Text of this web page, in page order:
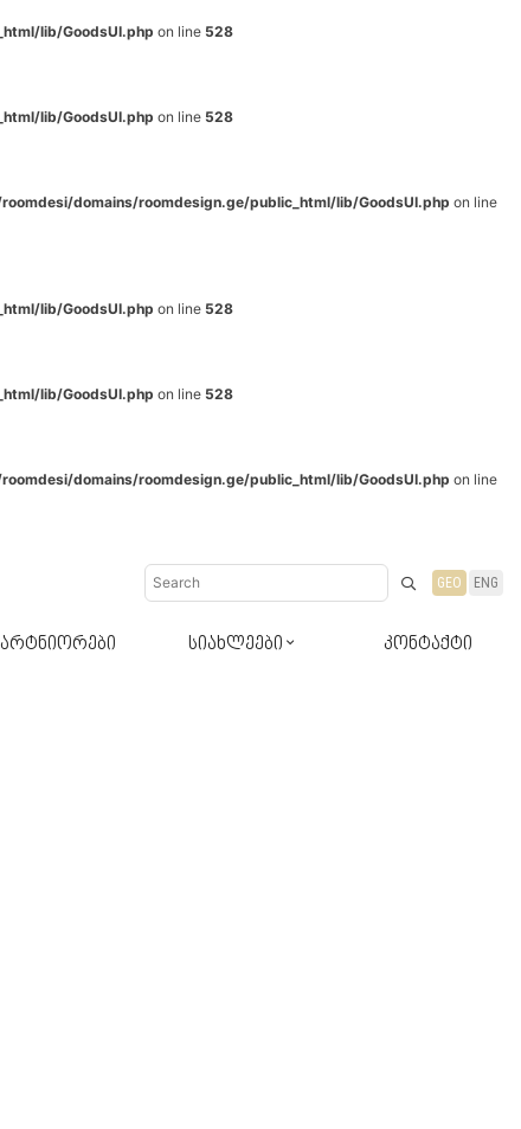
lib/GoodsUI.php on line 528
lib/GoodsUI.php on line 528
domains/roomdesign.ge/public_html/lib/GoodsUI.php on line
lib/GoodsUI.php on line 528
lib/GoodsUI.php on line 528
domains/roomdesign.ge/public_html/lib/GoodsUI.php on line
სიახლეები კონტაქტი
GEO ENG